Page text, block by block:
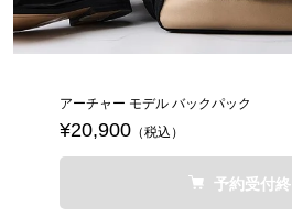
アーチャー モデル バックパック
¥20,900 （税込）
予約受付終